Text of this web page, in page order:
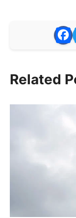
F
a
e
Related